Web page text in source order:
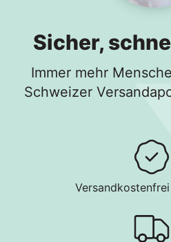
Sicher,
Immer mehr
Schweizer